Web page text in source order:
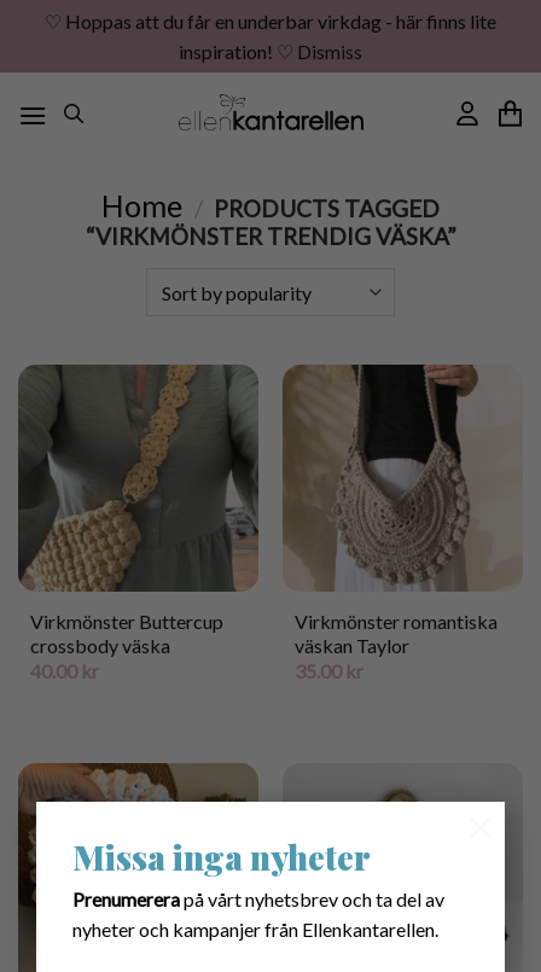
Missa inga nyheter
Prenumererapå vårt nyhetsbrev och ta del av
nyheter och kampanjer från Ellenkantarellen.
♡ Hoppas att du får en underbar virkdag - här finns lite
inspiration! ♡ Dismiss
Home / PRODUCTS TAGGED
“VIRKMÖNSTER TRENDIG VÄSKA”
Virkmönster Buttercup
crossbody väska
40.00 kr
Virkmönster romantiska
väskan Taylor
35.00 kr